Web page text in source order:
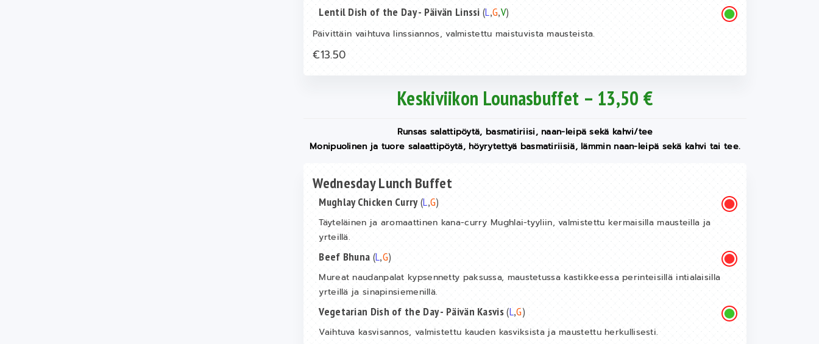
Lentil Dish of the Day - Päivän Linssi(L,G,V)
Päivittäin vaihtuva linssiannos, valmistettu maistuvista mausteista.
€13.50
Keskiviikon Lounasbuffet – 13,50 €
Runsas salattipöytä, basmatiriisi, naan-leipä sekä kahvi/tee
Monipuolinen ja tuore salaattipöytä, höyrytettyä basmatiriisiä, lämmin naan-leipä sekä kahvi tai tee.
Wednesday Lunch Buffet
Mughlay Chicken Curry(L,G)
Täyteläinen ja aromaattinen kana-curry Mughlai-tyyliin, valmistettu kermaisilla mausteilla ja
yrteillä.
Beef Bhuna (L,G)
Mureat naudanpalat kypsennetty paksussa, maustetussa kastikkeessa perinteisillä intialaisilla
yrteillä ja sinapinsiemenillä.
Vegetarian Dish of the Day - Päivän Kasvis(L,G)
Vaihtuva kasvisannos, valmistettu kauden kasviksista ja maustettu herkullisesti.